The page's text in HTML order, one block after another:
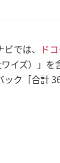
では、 ド
イズ）」を
ク［合計